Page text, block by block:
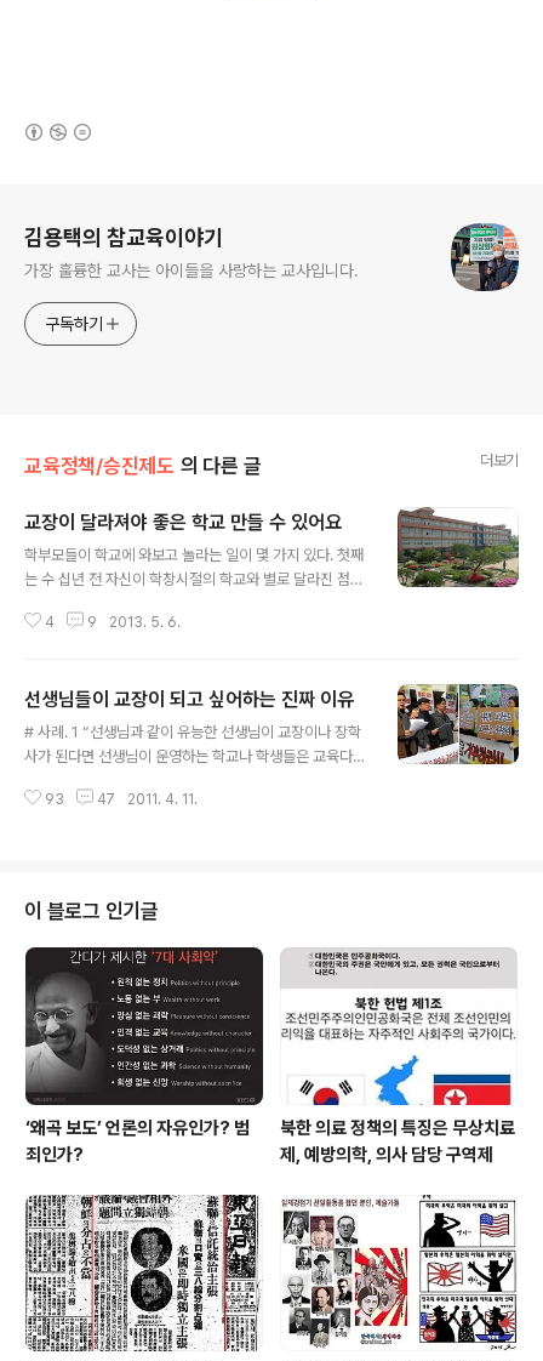
김용택의 참교육이야기
가장 훌륭한 교사는 아이들을 사랑하는 교사입니다.
구독하기
교육정책/승진제도 의 다른 글 더보기
교장이 달라져야 좋은 학교 만들 수 있어요
학부모들이 학교에 와보고 놀라는 일이 몇 가지 있다. 첫째
는 수 십년 전 자신이 학창시절의 학교와 별로 달라진 점이
적으로 호사스럽게(?) 꾸며져 있다는 사실이다. 학급당 3~
똑같은 크기에 냉난방 시설까지 갖춰져 있다. 시설만 그런
것이 아니다. 많이 달라지기는 했지만 아직도 학교장의 권
한은 무소불위(無所不爲)다. 몇 년 전까지만 해도 ‘교사는
지금은‘교장은 교무를 통할하고, 소속교직원을 지도․감독
4 9 2013. 5. 6.
선생님들이 교장이 되고 싶어하는 진짜 이유
# 사례. 1 “선생님과 같이 유능한 선생님이 교장이나 장학
사가 된다면 선생님이 운영하는 학교나 학생들은 교육다운
승진할 수 있지 않겠습니까?” “저는 승진하려면 다른 점수
하고 제 소신은 팽개쳐야합니다. 저는 그렇게 살기 싫습니
다” # 사례. 2 “세상 참 무섭습니다. 우리학교 김00선생님
은 발령을 받은 지 5년밖에 안 됐는데 교장이 되겠다고 점
수계산을 하고 있답니다. 참 세상, 말셉니다 말세야!” “아,
선생님도 평교사로 살아보니 승진못한 게 후회되지 않습니
까? 일찍부터 생각 잘 한거지..
93 47 2011. 4. 11.
이 블로그 인기글
‘왜곡 보도’ 언론의 자유인가? 범
죄인가?
북한 의료 정책의 특징은 무상치료
제, 예방의학, 의사 담당 구역제